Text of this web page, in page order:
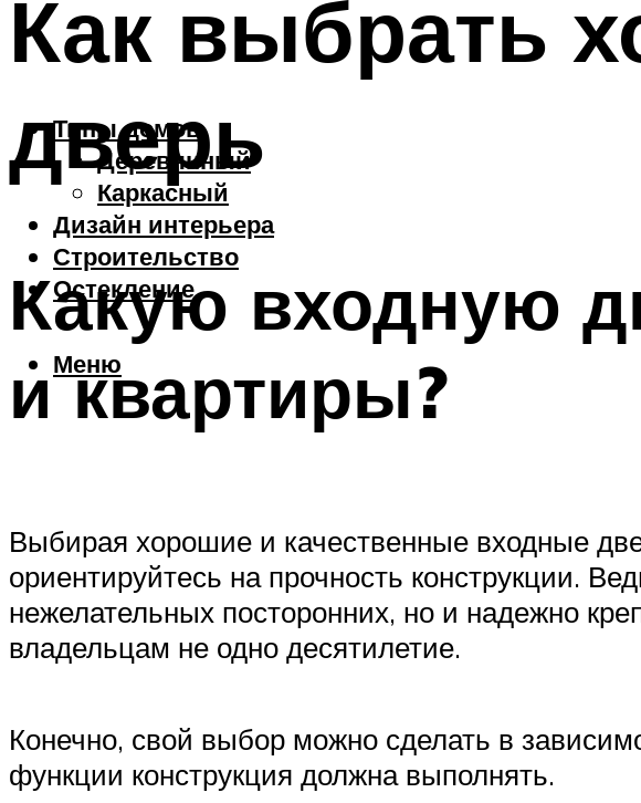
Типы домов
Деревянный
Каркасный
Дизайн интерьера
Строительство
Остекление
Меню
Как выбрать
дверь
Какую входную
и квартиры?
Выбирая хорошие и качественные входные
ориентируйтесь на прочность конструкции.
нежелательных посторонних, но и надежно
владельцам не одно десятилетие.
Конечно, свой выбор можно сделать в
функции конструкция должна выполнять.